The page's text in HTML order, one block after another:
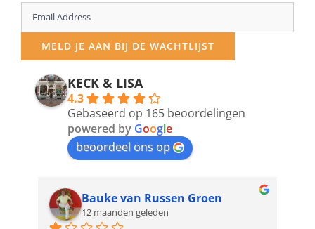
Enter
your
email
address
MELD JE AAN BIJ DE WACHTLIJST
KECK & LISA
4.3
Gebaseerd op 165 beoordelingen
powered by Google
beoordeel ons op
Bauke van Russen Groen
12 maanden geleden